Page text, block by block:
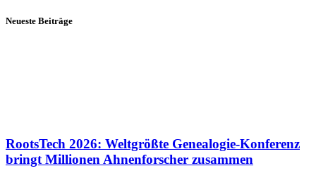
Neueste Beiträge
RootsTech 2026: Weltgrößte Genealogie-Konferenz
bringt Millionen Ahnenforscher zusammen